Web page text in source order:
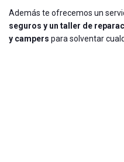
Además te ofrecemos un
seguros y un taller de
y campers para solventar